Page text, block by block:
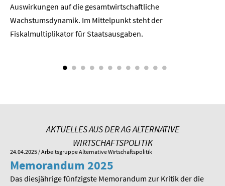
SOMMERSCHULE 2012
SOMMERSCHULE 2011
SOMMERSCHULE 2007
Über uns
Kontakt
Auswirkungen auf die gesamtwirtschaftli­che
Wachstumsdynamik. Im Mittelpunkt steht der
Fiskalmultiplikator für Staatsausgaben.
AKTUELLES AUS DER AG ALTERNATIVE
WIRTSCHAFTSPOLITIK
24.04.2025 / Arbeitsgruppe Alternative Wirtschaftspolitik
Memorandum 2025
Das diesjährige fünfzigste Memorandum zur Kritik der die